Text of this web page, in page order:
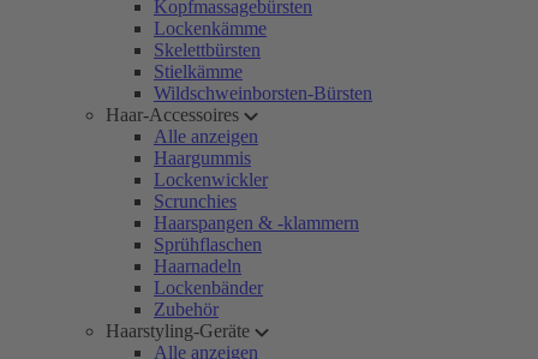
Kopfmassagebürsten
Lockenkämme
Skelettbürsten
Stielkämme
Wildschweinborsten-Bürsten
Haar-Accessoires
Alle anzeigen
Haargummis
Lockenwickler
Scrunchies
Haarspangen & -klammern
Sprühflaschen
Haarnadeln
Lockenbänder
Zubehör
Haarstyling-Geräte
Alle anzeigen